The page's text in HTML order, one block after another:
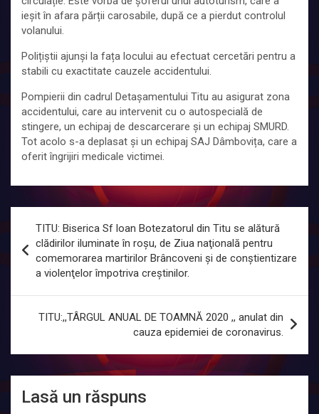
ieșit în afara părții carosabile, după ce a pierdut controlul
volanului.
Polițiștii ajunși la fața locului au efectuat cercetări pentru a
stabili cu exactitate cauzele accidentului.
Pompierii din cadrul Detașamentului Titu au asigurat zona
accidentului, care au intervenit cu o autospecială de
stingere, un echipaj de descarcerare și un echipaj SMURD.
Tot acolo s-a deplasat și un echipaj SAJ Dâmbovița, care a
oferit îngrijiri medicale victimei.
articole
TITU: Biserica Sf loan Botezatorul din Titu se alătură
clădirilor iluminate în roşu, de Ziua naţională pentru
comemorarea martirilor Brâncoveni şi de conştientizare
a violenţelor împotriva creştinilor.
TITU:,,TÂRGUL ANUAL DE TOAMNĂ 2020 ,, anulat din
cauza epidemiei de coronavirus.
Lasă un răspuns